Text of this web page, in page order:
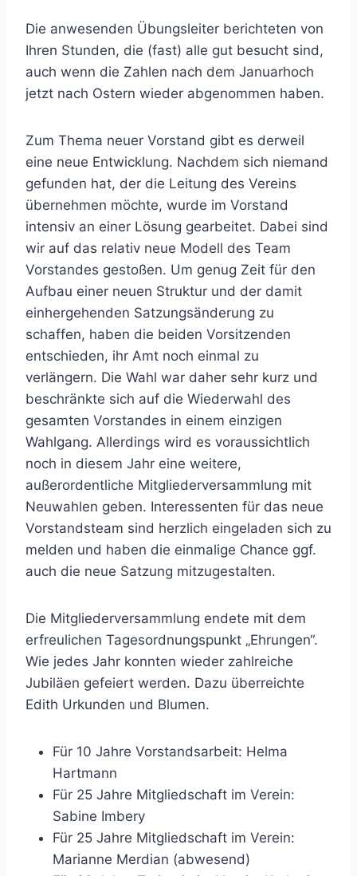
Die anwesenden Übungsleiter berichteten von
Ihren Stunden, die (fast) alle gut besucht sind,
auch wenn die Zahlen nach dem Januarhoch
jetzt nach Ostern wieder abgenommen haben.
Zum Thema neuer Vorstand gibt es derweil
eine neue Entwicklung. Nachdem sich niemand
gefunden hat, der die Leitung des Vereins
übernehmen möchte, wurde im Vorstand
intensiv an einer Lösung gearbeitet. Dabei sind
wir auf das relativ neue Modell des Team
Vorstandes gestoßen. Um genug Zeit für den
Aufbau einer neuen Struktur und der damit
einhergehenden Satzungsänderung zu
schaffen, haben die beiden Vorsitzenden
entschieden, ihr Amt noch einmal zu
verlängern. Die Wahl war daher sehr kurz und
beschränkte sich auf die Wiederwahl des
gesamten Vorstandes in einem einzigen
Wahlgang. Allerdings wird es voraussichtlich
noch in diesem Jahr eine weitere,
außerordentliche Mitgliederversammlung mit
Neuwahlen geben. Interessenten für das neue
Vorstandsteam sind herzlich eingeladen sich zu
melden und haben die einmalige Chance ggf.
auch die neue Satzung mitzugestalten.
Die Mitgliederversammlung endete mit dem
erfreulichen Tagesordnungspunkt „Ehrungen“.
Wie jedes Jahr konnten wieder zahlreiche
Jubiläen gefeiert werden. Dazu überreichte
Edith Urkunden und Blumen.
Für 10 Jahre Vorstandsarbeit: Helma
Hartmann
Für 25 Jahre Mitgliedschaft im Verein:
Sabine Imbery
Für 25 Jahre Mitgliedschaft im Verein:
Marianne Merdian (abwesend)